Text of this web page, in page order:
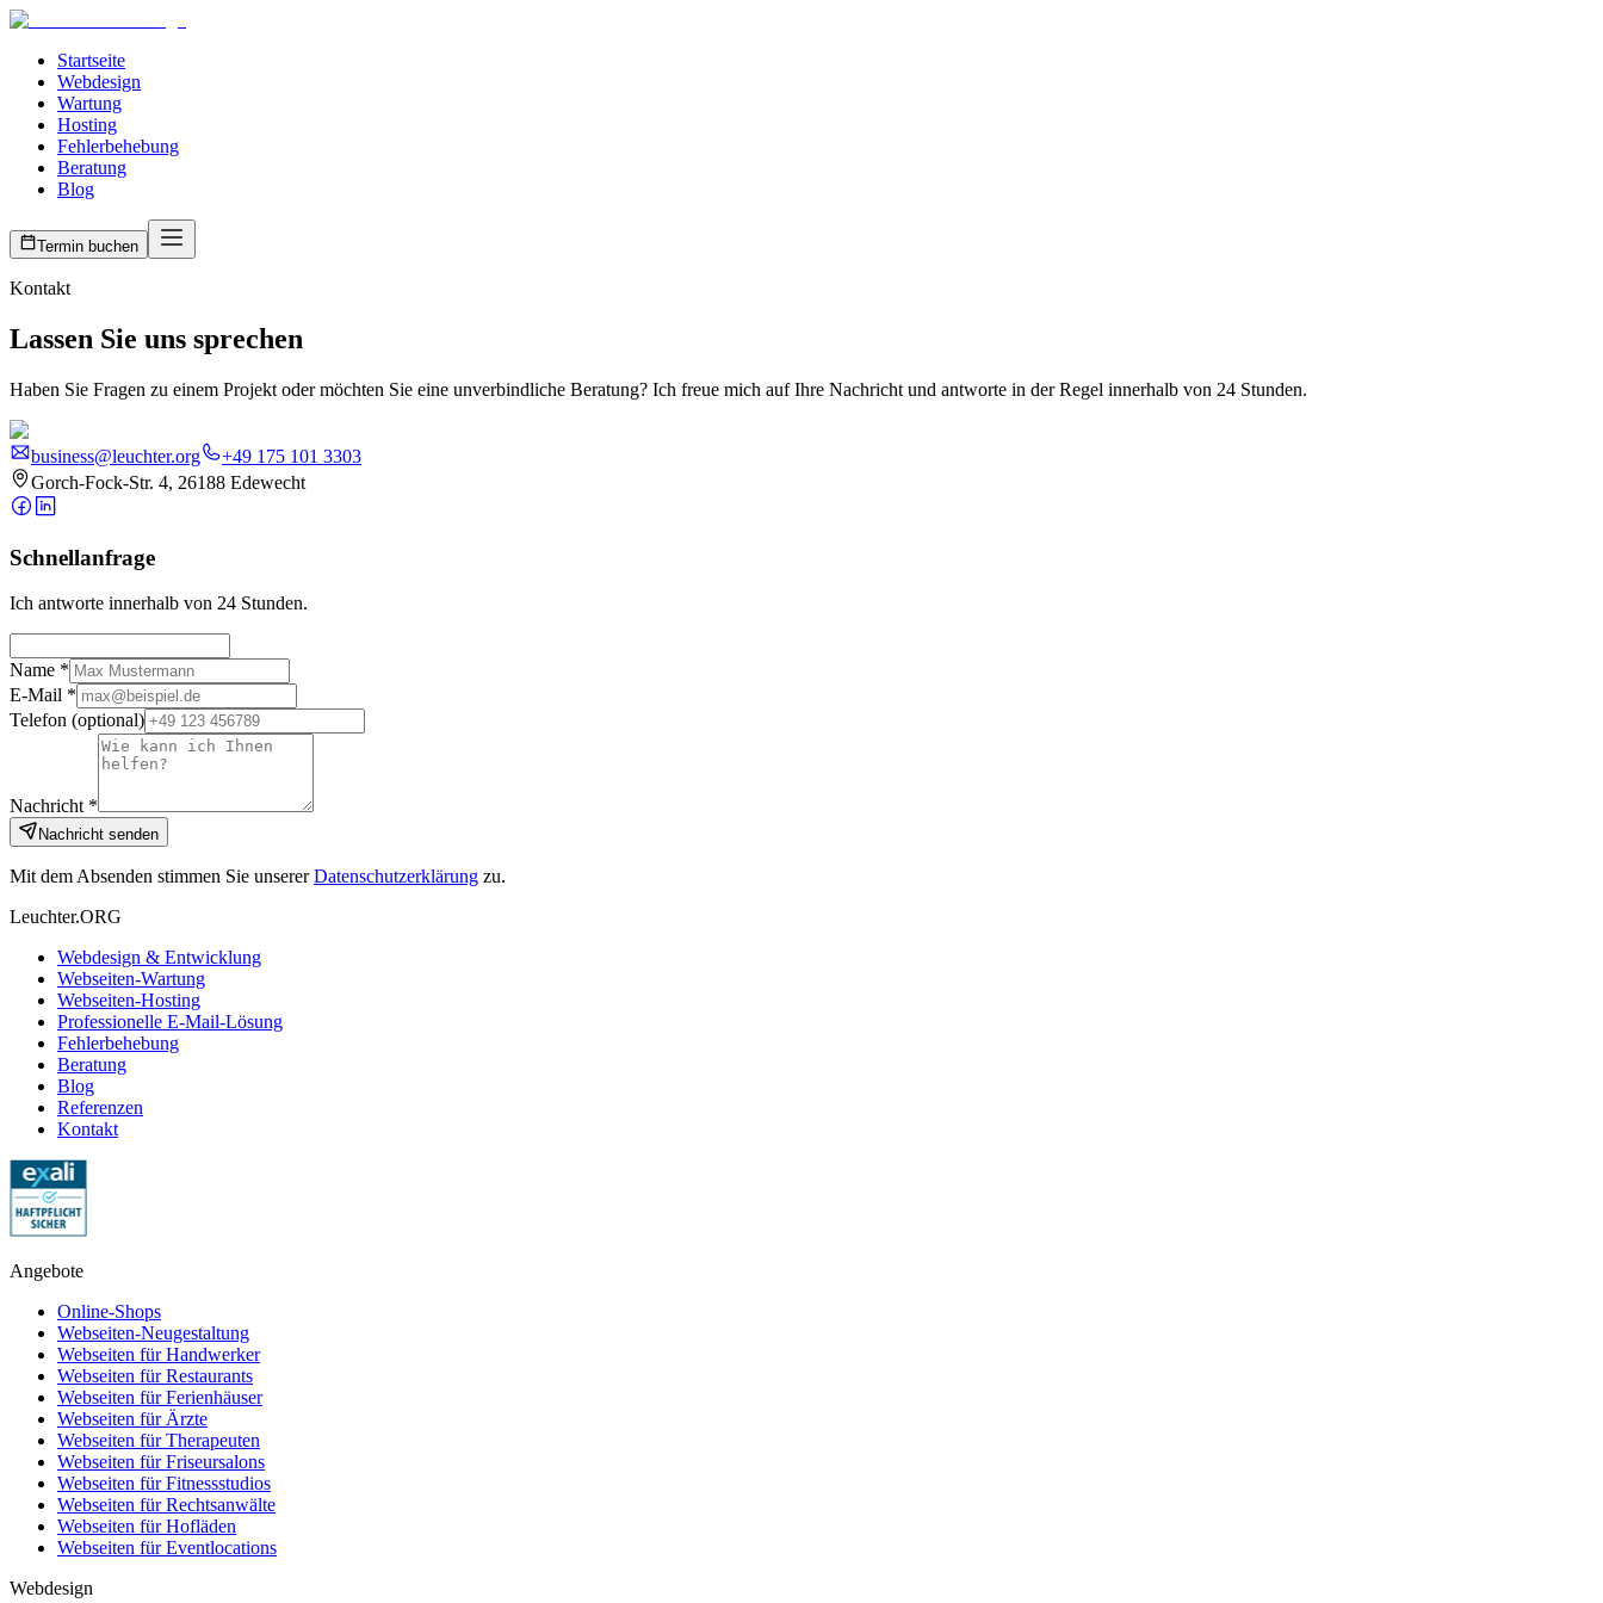
Startseite
Webdesign
Wartung
Hosting
Fehlerbehebung
Beratung
Blog
Termin buchen
Kontakt
Lassen Sie uns sprechen
Haben Sie Fragen zu einem Projekt oder möchten Sie eine unverbindliche Beratung? Ich freue mich auf Ihre Nachricht und antworte in der Regel innerhalb von 24 Stunden.
business@leuchter.org
+49 175 101 3303
Gorch-Fock-Str. 4, 26188 Edewecht
Schnellanfrage
Ich antworte innerhalb von 24 Stunden.
Name *
E-Mail *
Telefon (optional)
Nachricht *
Nachricht senden
Mit dem Absenden stimmen Sie unserer Datenschutzerklärung zu.
Leuchter.ORG
Webdesign & Entwicklung
Webseiten-Wartung
Webseiten-Hosting
Professionelle E-Mail-Lösung
Fehlerbehebung
Beratung
Blog
Referenzen
Kontakt
Angebote
Online-Shops
Webseiten-Neugestaltung
Webseiten für Handwerker
Webseiten für Restaurants
Webseiten für Ferienhäuser
Webseiten für Ärzte
Webseiten für Therapeuten
Webseiten für Friseursalons
Webseiten für Fitnessstudios
Webseiten für Rechtsanwälte
Webseiten für Hofläden
Webseiten für Eventlocations
Webdesign